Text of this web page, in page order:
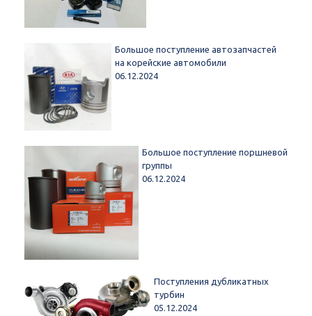
Большое поступление автозапчастей
на корейские автомобили
06.12.2024
Большое поступление поршневой
группы
06.12.2024
Поступления дубликатных
турбин
05.12.2024